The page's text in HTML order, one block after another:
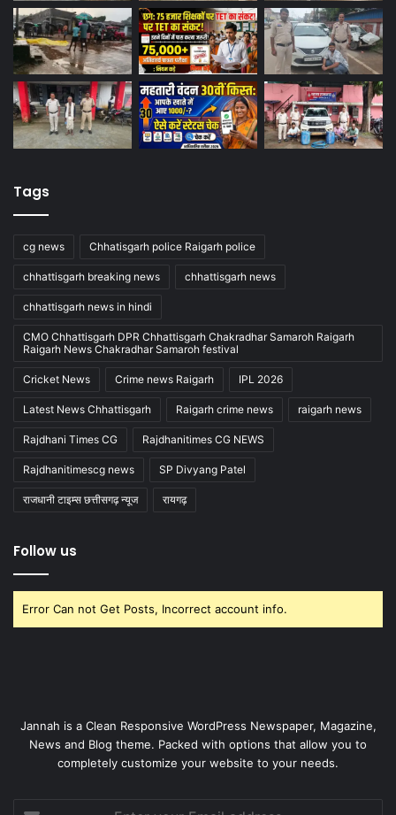
Tags
cg news Chhatisgarh police Raigarh police
chhattisgarh breaking news chhattisgarh news
chhattisgarh news in hindi
CMO Chhattisgarh DPR Chhattisgarh Chakradhar Samaroh Raigarh
Raigarh News Chakradhar Samaroh festival
Cricket News Crime news Raigarh IPL 2026
Latest News Chhattisgarh Raigarh crime news raigarh news
Rajdhani Times CG Rajdhanitimes CG NEWS
Rajdhanitimescg news SP Divyang Patel
राजधानी टाइम्स छत्तीसगढ़ न्यूज रायगढ़
Follow us
Error Can not Get Posts, Incorrect account info.
Jannah is a Clean Responsive WordPress Newspaper, Magazine,
News and Blog theme. Packed with options that allow you to
completely customize your website to your needs.